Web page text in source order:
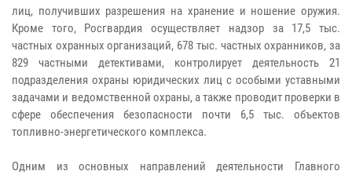
лиц, получивших разрешения на хранение и ношение оружия.
Кроме того, Росгвардия осуществляет надзор за 17,5 тыс.
частных охранных организаций, 678 тыс. частных охранников, за
829 частными детективами, контролирует деятельность 21
подразделения охраны юридических лиц с особыми уставными
задачами и ведомственной охраны, а также проводит проверки в
сфере обеспечения безопасности почти 6,5 тыс. объектов
топливно-энергетического комплекса.
Одним из основных направлений деятельности Главного